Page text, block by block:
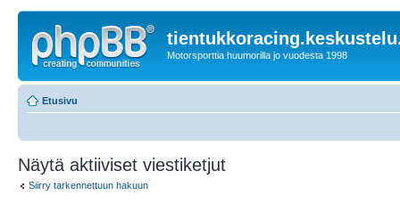
Motorsporttia huumorilla jo vuodesta 1998
Etusivu
Näytä aktiiviset viestiketjut
Siirry tarkennettuun hakuun